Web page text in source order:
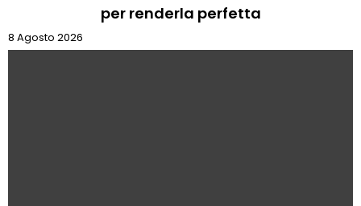
per renderla perfetta
8 Agosto 2026